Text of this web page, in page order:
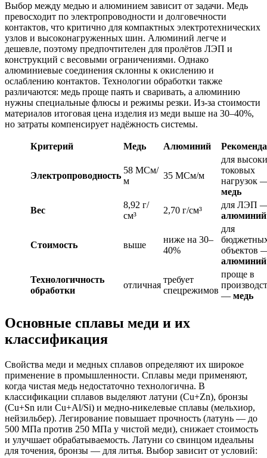
Выбор между медью и алюминием зависит от задачи. Медь
превосходит по электропроводности и долговечности
контактов, что критично для компактных электротехнических
узлов и высоконагруженных шин. Алюминий легче и
дешевле, поэтому предпочтителен для пролётов ЛЭП и
конструкций с весовыми ограничениями. Однако
алюминиевые соединения склонны к окислению и
ослаблению контактов. Технологии обработки также
различаются: медь проще паять и сваривать, а алюминию
нужны специальные флюсы и режимы резки. Из-за стоимости
материалов итоговая цена изделия из меди выше на 30–40%,
но затраты компенсирует надёжность системы.
Критерий Медь Алюминий
Электропроводность
58 МСм/
м
35 МСм/м
для
токовых
нагрузок
медь
Вес
8,92 г/
см³
2,70 г/см³
для ЛЭП
алюминий
Стоимость выше
ниже на 30–
40%
для
объектов
алюминий
Технологичность
обработки
отличная
требует
спецрежимов
проще в
— медь
Основные сплавы меди и их
классификация
Свойства меди и медных сплавов определяют их широкое
применение в промышленности. Сплавы меди применяют,
когда чистая медь недостаточно технологична. В
классификации сплавов выделяют латуни (Cu+Zn), бронзы
(Cu+Sn или Cu+Al/Si) и медно-никелевые сплавы (мельхиор,
нейзильбер). Легирование повышает прочность (латунь — до
500 МПа против 250 МПа у чистой меди), снижает стоимость
и улучшает обрабатываемость. Латуни со свинцом идеальны
для точения, бронзы — для литья. Выбор зависит от условий: